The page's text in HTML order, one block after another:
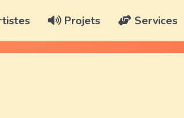
Projets Services